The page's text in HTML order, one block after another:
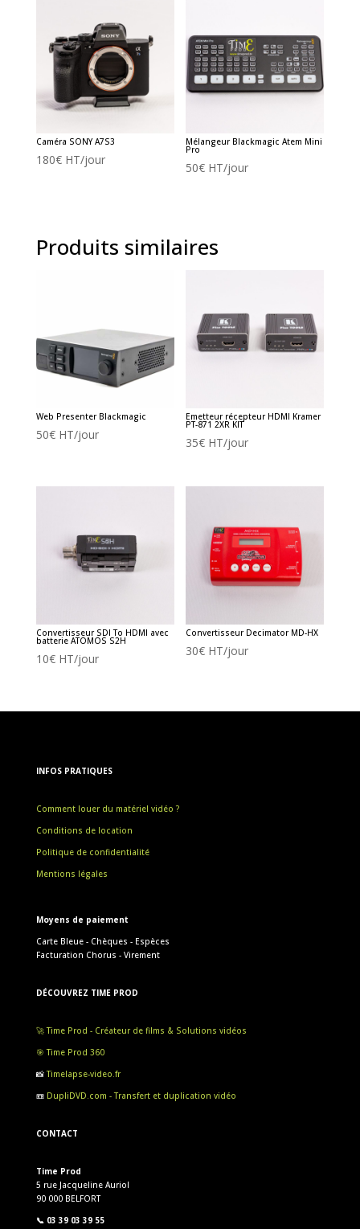
Caméra SONY A7S3
180€HT/jour
Mélangeur Blackmagic Atem Mini
Pro
50€ HT/jour
Produits similaires
Web Presenter Blackmagic
50€HT/jour
Emetteur récepteur HDMI Kramer
PT-871 2XR KIT
35€ HT/jour
Convertisseur SDI To HDMI avec
batterie ATOMOS S2H
10€HT/jour
Convertisseur Decimator MD-HX
30€ HT/jour
INFOS PRATIQUES
Comment louer du matériel vidéo ?
Conditions de location
Politique de confidentialité
Mentions légales
Moyens de paiement
Carte Bleue - Chèques - Espèces
Facturation Chorus - Virement
DÉCOUVREZ TIME PROD
🚀 Time Prod - Créateur de films & Solutions vidéos
🎯 Time Prod 360
📸Timelapse-video.fr
📼 DupliDVD.com - Transfert et duplication vidéo
CONTACT
Time Prod
5 rue Jacqueline Auriol
90 000 BELFORT
📞 03 39 03 39 55